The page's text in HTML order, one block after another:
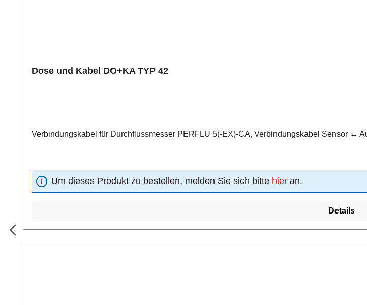
Dose und Kabel DO+KA TYP 42
Verbindungskabel für Durchflussmesser PERFLU 5(-EX)-CA, Verbindungskabel Sensor ↔
Um dieses Produkt zu bestellen, melden Sie sich bitte hier an.
Details